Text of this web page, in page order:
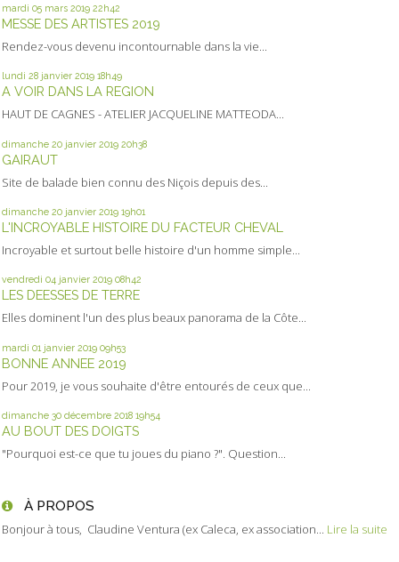
mardi 05 mars 2019 22h42
MESSE DES ARTISTES 2019
Rendez-vous devenu incontournable dans la vie...
lundi 28 janvier 2019 18h49
A VOIR DANS LA REGION
HAUT DE CAGNES - ATELIER JACQUELINE MATTEODA...
dimanche 20 janvier 2019 20h38
GAIRAUT
Site de balade bien connu des Niçois depuis des...
dimanche 20 janvier 2019 19h01
L'INCROYABLE HISTOIRE DU FACTEUR CHEVAL
Incroyable et surtout belle histoire d'un homme simple...
vendredi 04 janvier 2019 08h42
LES DEESSES DE TERRE
Elles dominent l'un des plus beaux panorama de la Côte...
mardi 01 janvier 2019 09h53
BONNE ANNEE 2019
Pour 2019, je vous souhaite d'être entourés de ceux que...
dimanche 30 décembre 2018 19h54
AU BOUT DES DOIGTS
"Pourquoi est-ce que tu joues du piano ?". Question...
À PROPOS
Bonjour à tous, Claudine Ventura (ex Caleca, ex association... Lire la suite